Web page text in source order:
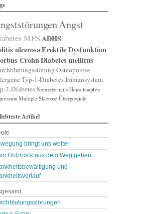
Schnupfen
Stoffe
oder Lungenent …
Angst
MPSADHS
ulcerosaErektile Dysfunktion
CrohnDiabetes mellitus
Osteoporose
Typ-1-DiabetesImmunsystem
2-Diabetes Neurodermitis Heuschnupfen
Multiple Sklerose Übergewicht
Artikel
bringt uns weiter
Holzbock aus dem Weg gehen
und